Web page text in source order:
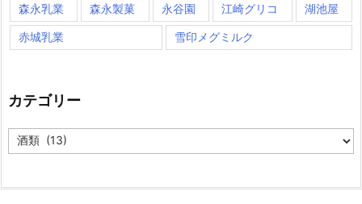
森永乳業 森永製菓 永谷園 江崎グリコ 湖池屋
赤城乳業 雪印メグミルク
カテゴリー
カ
テ